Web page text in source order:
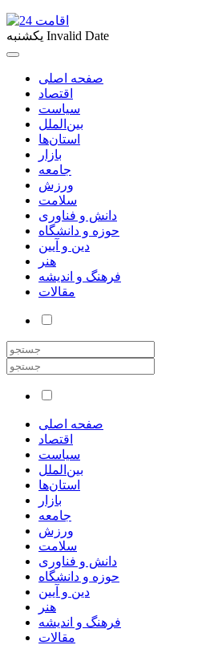
یکشنبه Invalid Date
صفحه اصلی
اقتصاد
سیاست
بین‌الملل
استان‌ها
بازار
جامعه
ورزش
سلامت
دانش و فناوری
حوزه و دانشگاه
دین و آیین
هنر
فرهنگ و اندیشه
مقالات
صفحه اصلی
اقتصاد
سیاست
بین‌الملل
استان‌ها
بازار
جامعه
ورزش
سلامت
دانش و فناوری
حوزه و دانشگاه
دین و آیین
هنر
فرهنگ و اندیشه
مقالات